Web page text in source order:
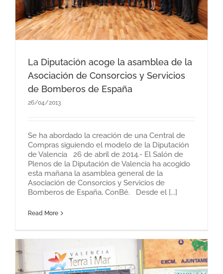
La Diputación acoge la asamblea de la
Asociación de Consorcios y Servicios
de Bomberos de España
26/04/2013
Se ha abordado la creación de una Central de
Compras siguiendo el modelo de la Diputación
de Valencia 26 de abril de 2014.- El Salón de
Plenos de la Diputación de Valencia ha acogido
esta mañana la asamblea general de la
Asociación de Consorcios y Servicios de
Bomberos de España, ConBé. Desde el [...]
Read More